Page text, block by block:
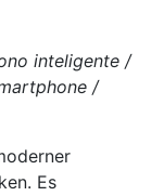
inteligente /
/
Es